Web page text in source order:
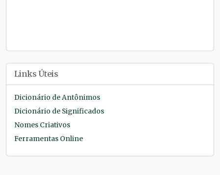
Links Úteis
Dicionário de Antônimos
Dicionário de Significados
Nomes Criativos
Ferramentas Online